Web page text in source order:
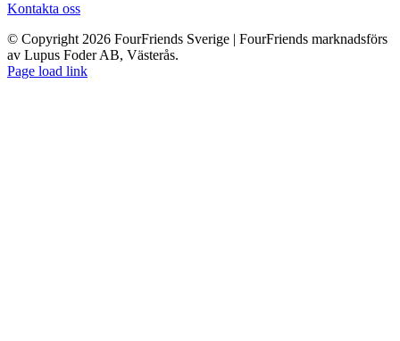
Kontakta oss
© Copyright 2026 FourFriends Sverige | FourFriends marknadsförs
av Lupus Foder AB, Västerås.
Page load link